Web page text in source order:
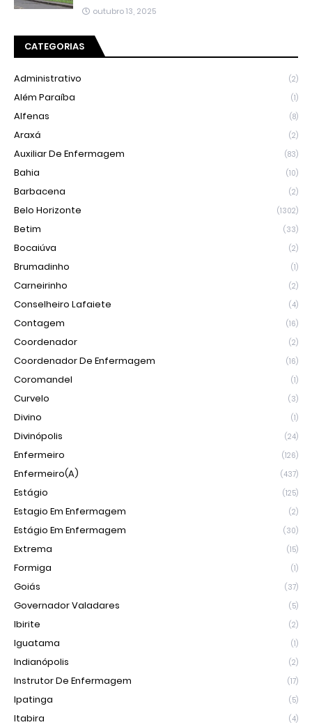
outubro 13, 2025
CATEGORIAS
Administrativo (2)
Além Paraíba (1)
Alfenas (8)
Araxá (2)
Auxiliar De Enfermagem (83)
Bahia (10)
Barbacena (2)
Belo Horizonte (1302)
Betim (33)
Bocaiúva (2)
Brumadinho (1)
Carneirinho (2)
Conselheiro Lafaiete (4)
Contagem (16)
Coordenador (2)
Coordenador De Enfermagem (16)
Coromandel (1)
Curvelo (3)
Divino (1)
Divinópolis (24)
Enfermeiro (126)
Enfermeiro(a) (437)
Estágio (125)
Estagio Em Enfermagem (2)
Estágio Em Enfermagem (30)
Extrema (15)
Formiga (1)
Goiás (37)
Governador Valadares (5)
Ibirite (2)
Iguatama (1)
Indianópolis (2)
Instrutor De Enfermagem (17)
Ipatinga (5)
Itabira (4)